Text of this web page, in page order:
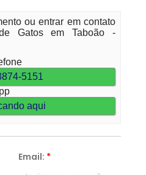
ou entrar em contato
Gatos em Taboão -
5151
aqui
Email: *